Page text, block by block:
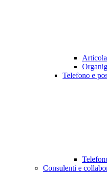
Telefono e
Consulenti e